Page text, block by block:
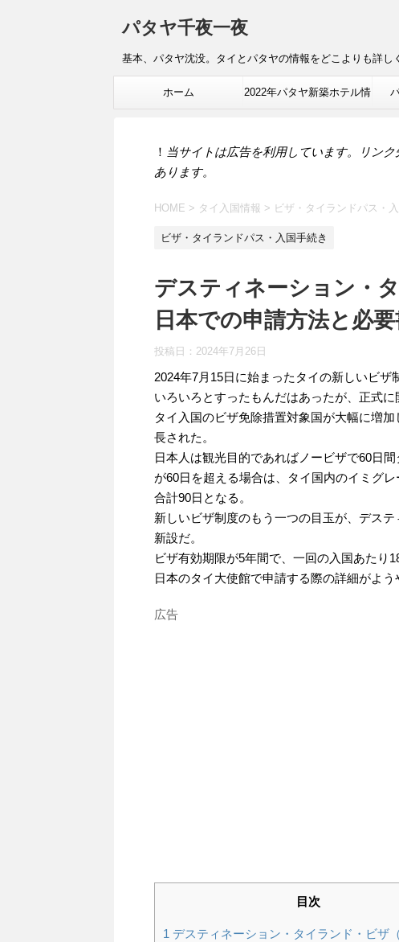
パタヤ千夜一夜
基本、パタヤ沈没。タイとパタヤの情報をどこよりも詳し
ホーム 2022年パタヤ新築ホテル情
！ 当サイトは広告を利用しています。リン
あります。
HOME > タイ入国情報 > ビザ・タイランドパス・
ビザ・タイランドパス・入国手続き
デスティネーション・
日本での申請方法と必
投稿日： 2024年7月26日
2024年7月15日に始まったタイの新しいビザ
いろいろとすったもんだはあったが、正式に
タイ入国のビザ免除措置対象国が大幅に増
長された。
日本人は観光目的であればノービザで60日
が60日を超える場合は、タイ国内のイミグ
合計90日となる。
新しいビザ制度のもう一つの目玉が、デス
新設だ。
ビザ有効期限が5年間で、一回の入国あたり
日本のタイ大使館で申請する際の詳細がよう
広告
目次
1 デスティネーション・タイランド・ビザ（